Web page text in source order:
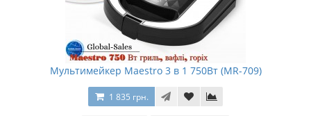
Мультимейкер Maestro 3 в 1 750Вт (MR-709)
1 835 грн.